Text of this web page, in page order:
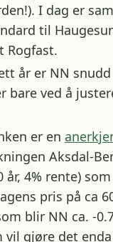
I dag er
til
Rogfast.
år er NN
ved å
er en
Aksdal-
4% rente)
pris på ca
blir NN ca. -
gjøre det